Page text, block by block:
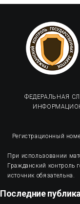
ФЕДЕРАЛЬНАЯ
Регистрационный
При использовании
Гражданский контроль
источник обязательна.
Последние